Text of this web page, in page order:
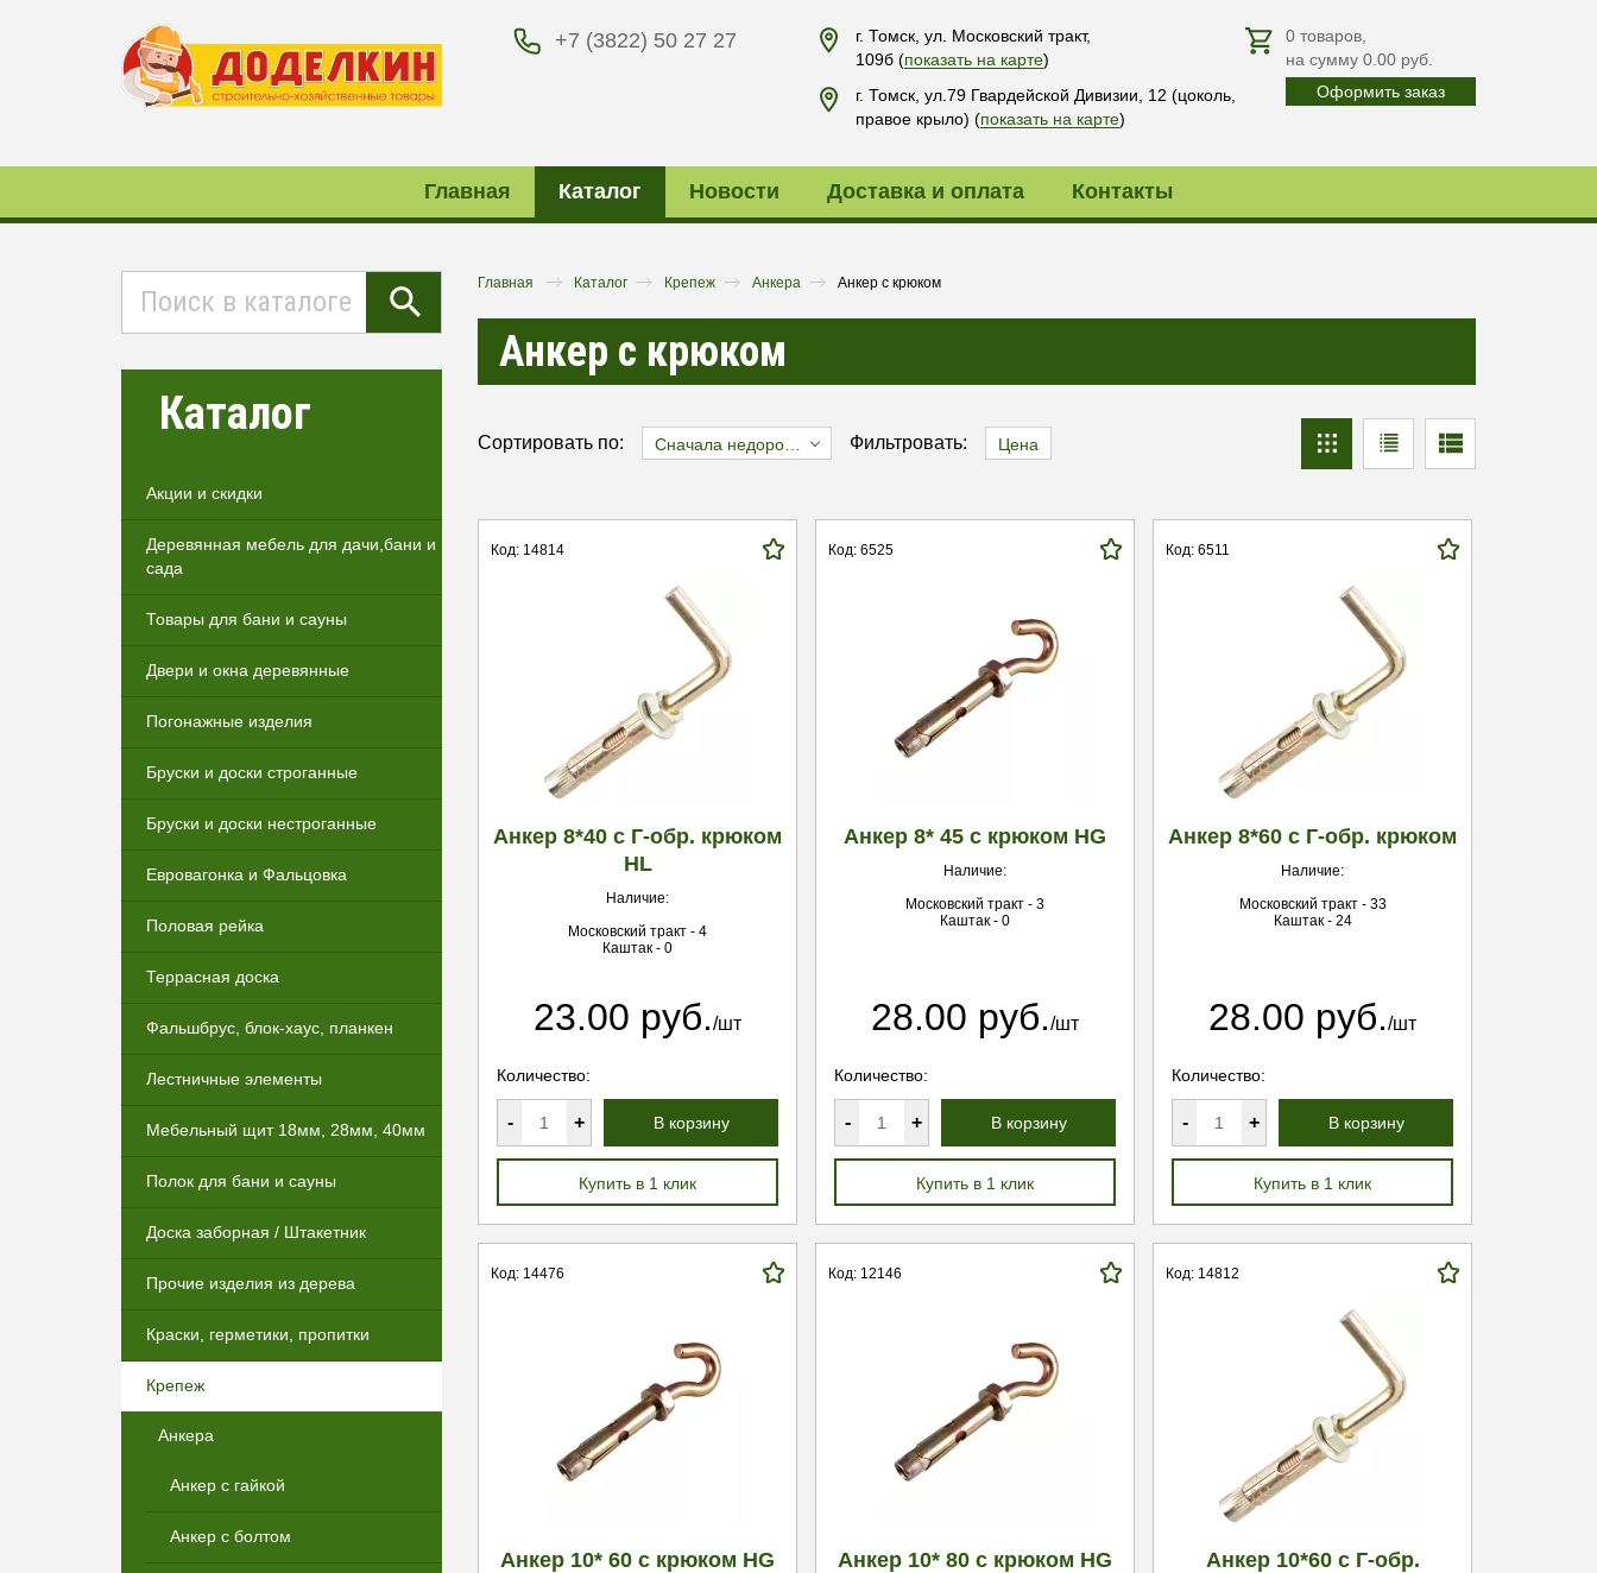
+7 (3822) 50 27 27
г. Томск, ул. Московский тракт,
109б (показать на карте)
г. Томск, ул.79 Гвардейской Дивизии, 12 (цоколь,
правое крыло) (показать на карте)
0 товаров
на сумму 0.00 руб.
Оформить заказ
Главная Каталог Новости Доставка и оплата Контакты
Каталог
Акции и скидки
Деревянная мебель для дачи,бани и
сада
Товары для бани и сауны
Двери и окна деревянные
Погонажные изделия
Бруски и доски строганные
Бруски и доски нестроганные
Евровагонка и Фальцовка
Половая рейка
Террасная доска
Фальшбрус, блок-хаус, планкен
Лестничные элементы
Мебельный щит 18мм, 28мм, 40мм
Полок для бани и сауны
Доска заборная / Штакетник
Прочие изделия из дерева
Краски, герметики, пропитки
Крепеж
Анкера
Анкер с гайкой
Анкер с болтом
Главная Каталог Крепеж Анкера Анкер с крюком
Анкер с крюком
Сортировать по: Фильтровать: Цена
Код: 14814
Анкер 8*40 с Г-обр. крюком
HL
Наличие:
Московский тракт - 4
Каштак - 0
23.00 руб./шт
Количество:
- + В корзину
Купить в 1 клик
Код: 6525
Анкер 8* 45 с крюком HG
Наличие:
Московский тракт - 3
Каштак - 0
28.00 руб./шт
Количество:
- + В корзину
Купить в 1 клик
Код: 6511
Анкер 8*60 с Г-обр. крюком
Наличие:
Московский тракт - 33
Каштак - 24
28.00 руб./шт
Количество:
- + В корзину
Купить в 1 клик
Код: 14476
Анкер 10* 60 с крюком HG
Код: 12146
Анкер 10* 80 с крюком HG
Код: 14812
Анкер 10*60 с Г-обр.